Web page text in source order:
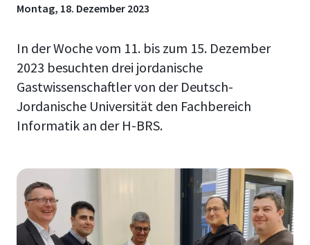
Montag, 18. Dezember 2023
In der Woche vom 11. bis zum 15. Dezember
2023 besuchten drei jordanische
Gastwissenschaftler von der Deutsch-
Jordanische Universität den Fachbereich
Informatik an der H-BRS.